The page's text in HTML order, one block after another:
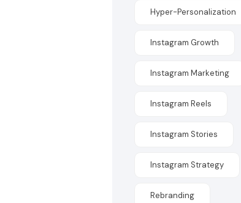
Hyper-Personalization
Instagram Growth
Instagram Marketing
Instagram Reels
Instagram Stories
Instagram Strategy
Rebranding